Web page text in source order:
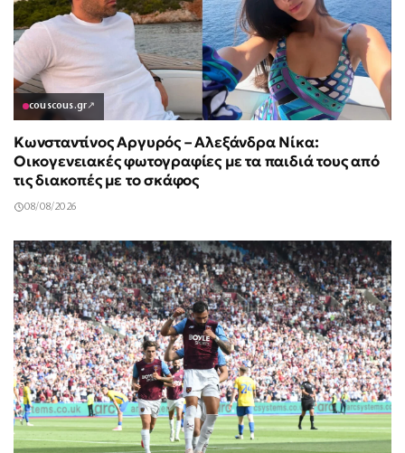
couscous.gr↗
Κωνσταντίνος Αργυρός – Αλεξάνδρα Νίκα:
Οικογενειακές φωτογραφίες με τα παιδιά τους από
τις διακοπές με το σκάφος
08/08/2026